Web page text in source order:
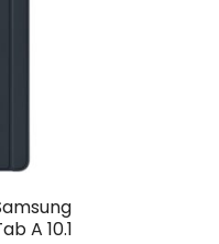
A 10.1